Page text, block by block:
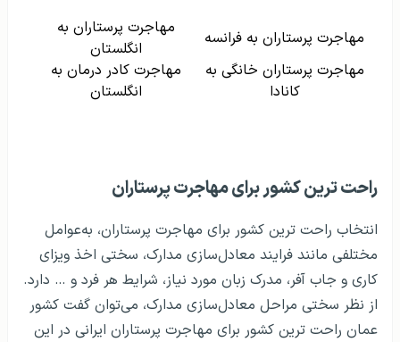
مهاجرت پرستاران به فرانسه
مهاجرت پرستاران به
انگلستان
مهاجرت پرستاران خانگی به
کانادا
مهاجرت کادر درمان به
انگلستان
راحت ترین کشور برای مهاجرت پرستاران
انتخاب راحت ترین کشور برای مهاجرت پرستاران، به‌عوامل
مختلفی مانند فرایند معادل‌سازی مدارک، سختی اخذ ویزای
کاری و جاب آفر، مدرک زبان مورد نیاز، شرایط هر فرد و … دارد.
از نظر سختی مراحل معادل‌سازی مدارک، می‌توان گفت کشور
عمان راحت ترین کشور برای مهاجرت پرستاران ایرانی در این